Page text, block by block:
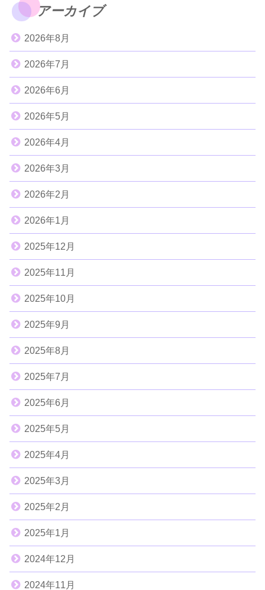
アーカイブ
2026年8月
2026年7月
2026年6月
2026年5月
2026年4月
2026年3月
2026年2月
2026年1月
2025年12月
2025年11月
2025年10月
2025年9月
2025年8月
2025年7月
2025年6月
2025年5月
2025年4月
2025年3月
2025年2月
2025年1月
2024年12月
2024年11月